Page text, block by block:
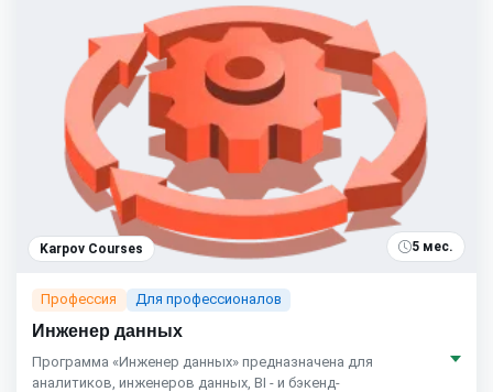
Karpov Courses 5 мес.
Профессия Для профессионалов
Инженер данных
Программа «Инженер данных» предназначена для
аналитиков, инженеров данных, BI - и бэкенд-